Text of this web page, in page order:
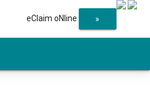
eClaim oNline »